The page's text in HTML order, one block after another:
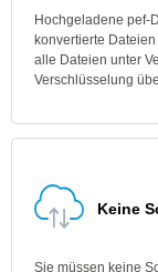
Hochgeladene pef-
konvertierte
alle Dateien unter
Verschlüsselung
Keine
Sie müssen keine